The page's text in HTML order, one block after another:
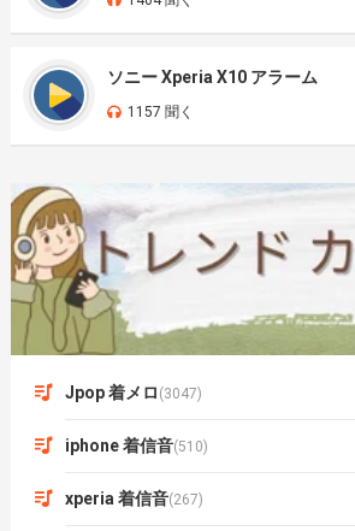
ソニー Xperia X10 アラーム
1157 聞く
Jpop 着メロ (3047)
iphone 着信音(510)
xperia 着信音(267)